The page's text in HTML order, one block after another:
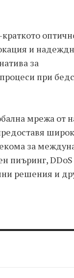
и
за
при
мрежа от
за
пиъринг, DDoS
решения и